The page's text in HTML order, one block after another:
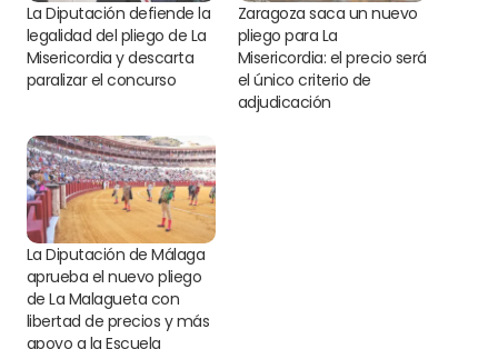
La Diputación defiende la
legalidad del pliego de La
Misericordia y descarta
paralizar el concurso
Zaragoza saca un nuevo
pliego para La
Misericordia: el precio será
el único criterio de
adjudicación
La Diputación de Málaga
aprueba el nuevo pliego
de La Malagueta con
libertad de precios y más
apoyo a la Escuela